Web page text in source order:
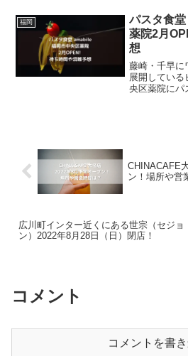
執筆現在、
で、そんなに
福岡
パスタ食
薬院2月
想
藤崎・千早に
展開してい
央区薬院にパ
CHINACAFE
ン！場所や営
広川町インター近くにある世宗（セジョ
ン）2022年8月28日（日）閉店！
コメント
コメントを書